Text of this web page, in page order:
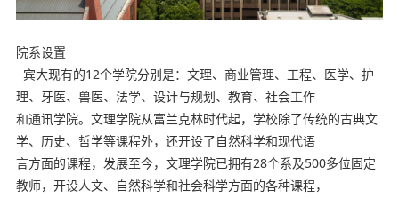
院系设置
宾大现有的12个学院分别是：文理、商业管理、工程、医学、护
理、牙医、兽医、法学、设计与规划、教育、社会工作
和通讯学院。文理学院从富兰克林时代起，学校除了传统的古典文
学、历史、哲学等课程外，还开设了自然科学和现代语
言方面的课程，发展至今，文理学院已拥有28个系及500多位固定
教师，开设人文、自然科学和社会科学方面的各种课程，